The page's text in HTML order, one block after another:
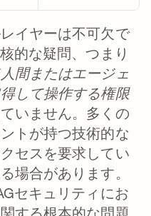
イヤーは不可欠で
的な疑問、つまり
間またはエージェ
して操作する権限
いません。多くの
トが持つ技術的な
セスを要求してい
場合があります。
セキュリティにお